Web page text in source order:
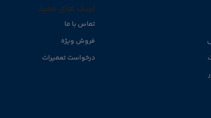
لینک های مفید
تماس با ما
فروش ویژه
درخواست تعمیرات